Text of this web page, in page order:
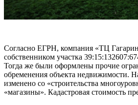
Согласно ЕГРН, компания «ТЦ
собственником участка
Тогда же были оформлены прочие
обременения объекта недвижимости.
изменено со «строительства
«магазины». Кадастровая стоимость